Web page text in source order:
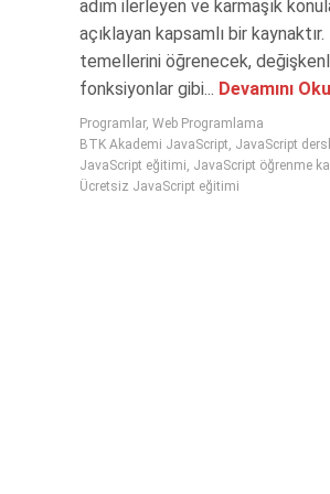
adım ilerleyen ve karmaşık
açıklayan kapsamlı bir
temellerini öğrenecek,
fonksiyonlar gibi... Devamını Oku
Programlar, Web Programlama
BTK Akademi JavaScript JavaScript
JavaScript eğitimi JavaScript öğrenme
Ücretsiz JavaScript eğitimi